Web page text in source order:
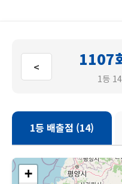
< 1107
1등
1등 배출점 (14)
+